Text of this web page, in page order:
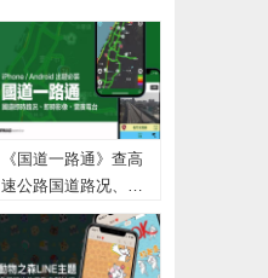
《国道一路通》查高
速公路国道路况、即
时影像、警广电台
（必备国道路况App）